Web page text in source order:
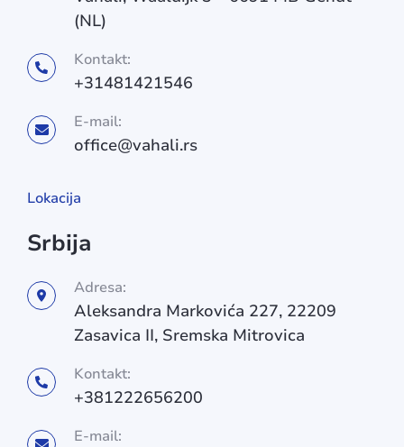
(NL)
Kontakt:
+31481421546
E-mail:
office@vahali.rs
Lokacija
Srbija
Adresa:
Aleksandra Markovića 227, 22209
Zasavica II, Sremska Mitrovica
Kontakt:
+381222656200
E-mail: